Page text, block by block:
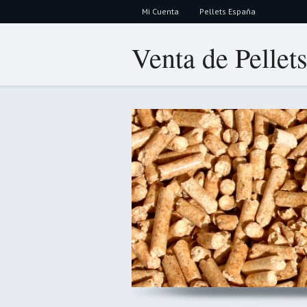
Mi Cuenta Pellets España
Venta de Pellets